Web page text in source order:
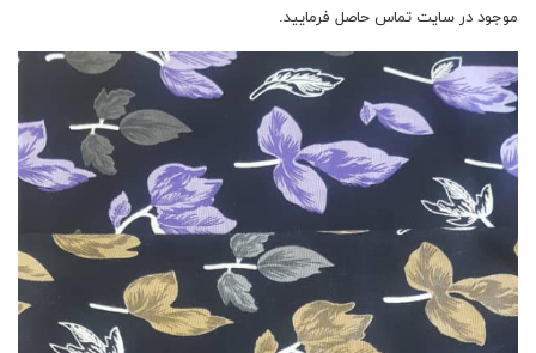
موجود در سایت تماس حاصل فرمایید.